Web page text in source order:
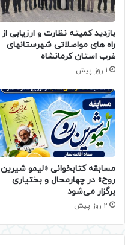
بازدید کمیته نظارت و ارزیابی از
راه های مواصلاتی شهرستانهای
غرب استان کرمانشاه
1 روز پیش
مسابقه کتابخوانی «لیمو شیرین
روح» در چهارمحال و بختیاری
برگزار می‌شود
2 روز پیش